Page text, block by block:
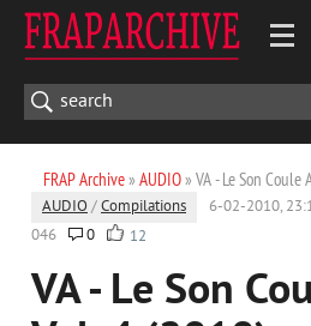
FRAP Archive» AUDIO» VA - Le Son
AUDIO /Compilations 6-02-2010,
046
0 12
VA - Le Son